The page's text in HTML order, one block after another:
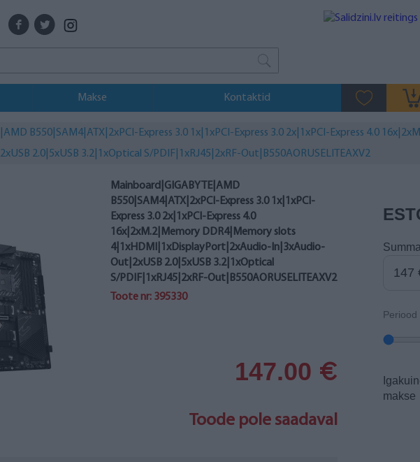
Makse Kontaktid
B550|SAM4|ATX|2xPCI-Express 3.0 1x|1xPCI-Express 3.0 2x|1xPCI-Express 4.0
2.0|5xUSB 3.2|1xOptical S/PDIF|1xRJ45|2xRF-Out|B550AORUSELITEAXV2
Mainboard|GIGABYTE|AMD
B550|SAM4|ATX|2xPCI-Express 3.0 1x|1xPCI-
Express 3.0 2x|1xPCI-Express 4.0
16x|2xM.2|Memory DDR4|Memory slots
4|1xHDMI|1xDisplayPort|2xAudio-In|3xAudio-
Out|2xUSB 2.0|5xUSB 3.2|1xOptical
S/PDIF|1xRJ45|2xRF-Out|B550AORUSELITEAXV2
Toote nr: 395330
147.00 €
Toode pole saadaval
Summa
Periood
makse